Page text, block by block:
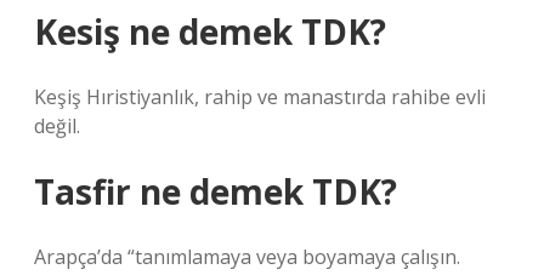
Kesiş ne demek TDK?
Keşiş Hıristiyanlık, rahip ve manastırda rahibe evli
değil.
Tasfir ne demek TDK?
Arapça’da “tanımlamaya veya boyamaya çalışın.